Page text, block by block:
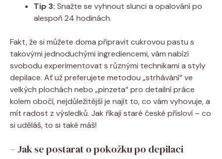
Tip 3: Snažte se vyhnout slunci a opalování po
alespoň 24 hodinách.
Fakt, že si můžete doma připravit cukrovou pastu s
takovými jednoduchými ingrediencemi, vám nabízí
svobodu experimentovat s různými technikami a styly
depilace. Ať už preferujete metodou „strhávání“ ve
velkých plochách nebo „pinzeta“ pro detailní práce
kolem obočí, nejdůležitější je najít to, co vám vyhovuje, a
mít radost z výsledků. Jak říkají staré české přísloví – co
si uděláš, to si také máš!
– Jak se postarat o pokožku po depilaci